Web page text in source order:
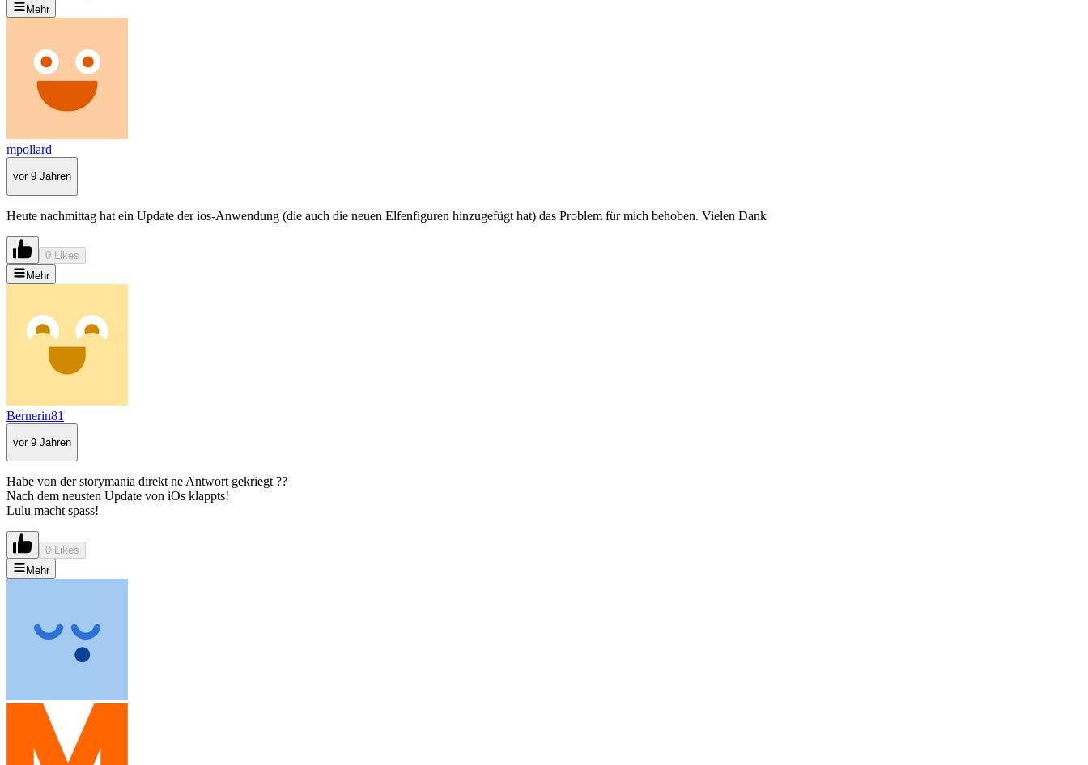
Mehr
mpollard
vor 9 Jahren
Heute nachmittag hat ein Update der ios-Anwendung (die auch die neuen Elfenfiguren hinzugefügt hat) das Problem für mich behoben. Vielen Dank
0 Likes
Mehr
Bernerin81
vor 9 Jahren
Habe von der storymania direkt ne Antwort gekriegt ??
Nach dem neusten Update von iOs klappts!
Lulu macht spass!
0 Likes
Mehr